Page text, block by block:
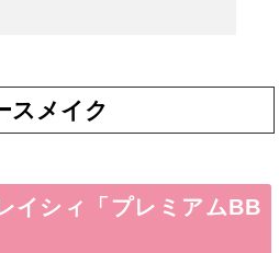
スメイク
イシィ「プレミアムBB